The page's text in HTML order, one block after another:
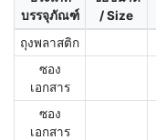
บรรจุภัณฑ์
/ Size
ถุงพลาสติก
ซอง
เอกสาร
ซอง
เอกสาร